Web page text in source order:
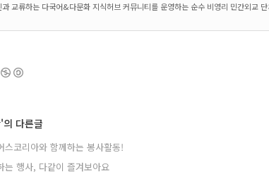
교류하는 다국어&다문화 지식허브 커뮤니티를 운영하는 순수 비영리 민간외교
다른글
코리아와 함께하는 봉사활동!
는 행사, 다같이 즐겨보아요